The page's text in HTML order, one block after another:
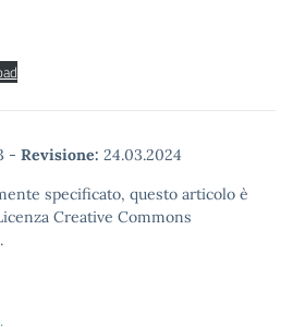
- Revisione: 24.03.2024
specificato, questo articolo è
Creative Commons